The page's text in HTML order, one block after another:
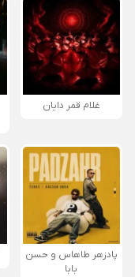
غلام قمر دایان
پادزهر طاهاس و حسن
بابا